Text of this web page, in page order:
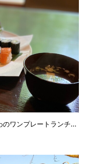
ワンプレートランチ...